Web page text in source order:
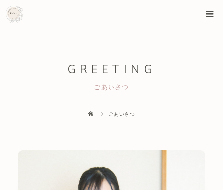
GREETING
ごあいさつ
ごあいさつ